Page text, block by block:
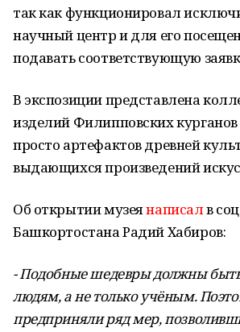
так как функционировал
научный центр и для его
подавать соответствующую
В экспозиции представлена
изделий Филипповских курганов
просто артефактов древней
выдающихся произведений
Об открытии музеянаписалв
Башкортостана Радий Хабиров:
- Подобные шедевры должны
людям, а не только учёным.
предприняли ряд мер,